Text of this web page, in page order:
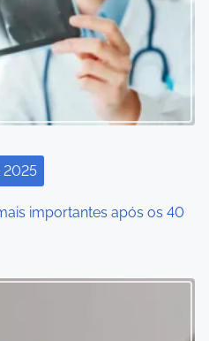
2025
importantes após os 40